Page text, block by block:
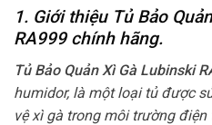
1. Giới thiệu Tủ Bảo
RA999 chính hãng.
Tủ Bảo Quản Xì Gà Lubinski
humidor, là một loại tủ được
vệ xì gà trong môi trường